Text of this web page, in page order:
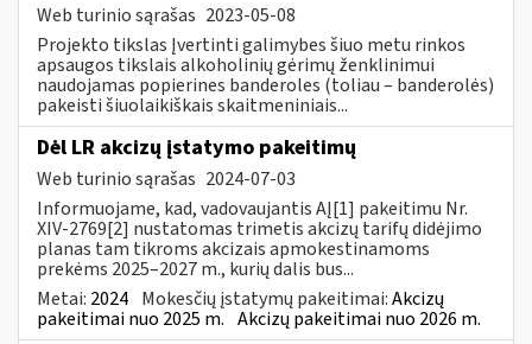
Web turinio sąrašas 2023-05-08
Projekto tikslas Įvertinti galimybes šiuo metu rinkos
apsaugos tikslais alkoholinių gėrimų ženklinimui
naudojamas popierines banderoles (toliau – banderolės)
pakeisti šiuolaikiškais skaitmeniniais...
Dėl LR akcizų įstatymo pakeitimų
Web turinio sąrašas 2024-07-03
Informuojame, kad, vadovaujantis AĮ[1] pakeitimu Nr.
XIV-2769[2] nustatomas trimetis akcizų tarifų didėjimo
planas tam tikroms akcizais apmokestinamoms
prekėms 2025–2027 m., kurių dalis bus...
Metai: 2024 Mokesčių įstatymų pakeitimai:Akcizų
pakeitimai nuo 2025 m. Akcizų pakeitimai nuo 2026 m.